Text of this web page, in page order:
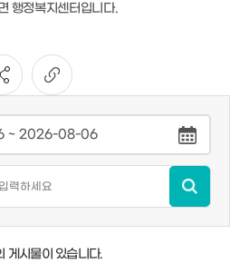
행정복지센터입니다.
게시물이 있습니다.